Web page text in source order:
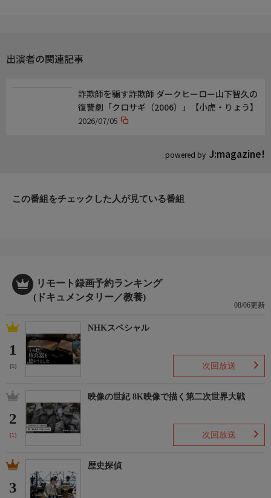
出演者の関連記事
powered by J:magazine!
詐欺師を騙す詐欺師 ダークヒーロー山下智久の
復讐劇「クロサギ（2006）」【小虎・りょう】
2026/07/05
この番組をチェックした人が見ている番組
リモート録画予約ランキング
(ドキュメンタリー／教養)
08/06更新
1
(5)
NHKスペシャル
次回放送
2
(1)
映像の世紀 8K映像で描く第二次世界大戦
次回放送
3
歴史探偵